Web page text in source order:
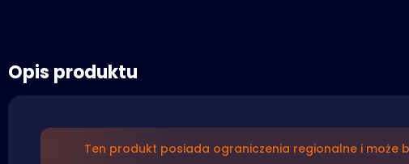
Opis produktu
Ten produkt posiada ograniczenia regionalne i może